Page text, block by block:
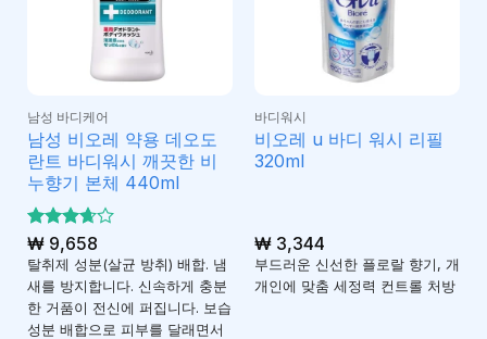
남성 바디케어
남성 비오레 약용 데오도
란트 바디워시 깨끗한 비
누향기 본체 440ml
5 중에
서3.67
로 평가
됨
₩9,658
탈취제 성분(살균 방취) 배합. 냄
새를 방지합니다. 신속하게 충분
한 거품이 전신에 퍼집니다. 보습
성분 배합으로 피부를 달래면서
바디워시
비오레 u 바디 워시 리필
320ml
₩3,344
부드러운 신선한 플로랄 향기, 개
개인에 맞춤 세정력 컨트롤 처방